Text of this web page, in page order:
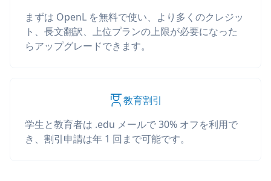
まずは OpenL を無料で使い、より多くのクレジッ
ト、長文翻訳、上位プランの上限が必要になった
らアップグレードできます。
教育割引
学生と教育者は .edu メールで 30% オフを利用で
き、割引申請は年 1 回まで可能です。